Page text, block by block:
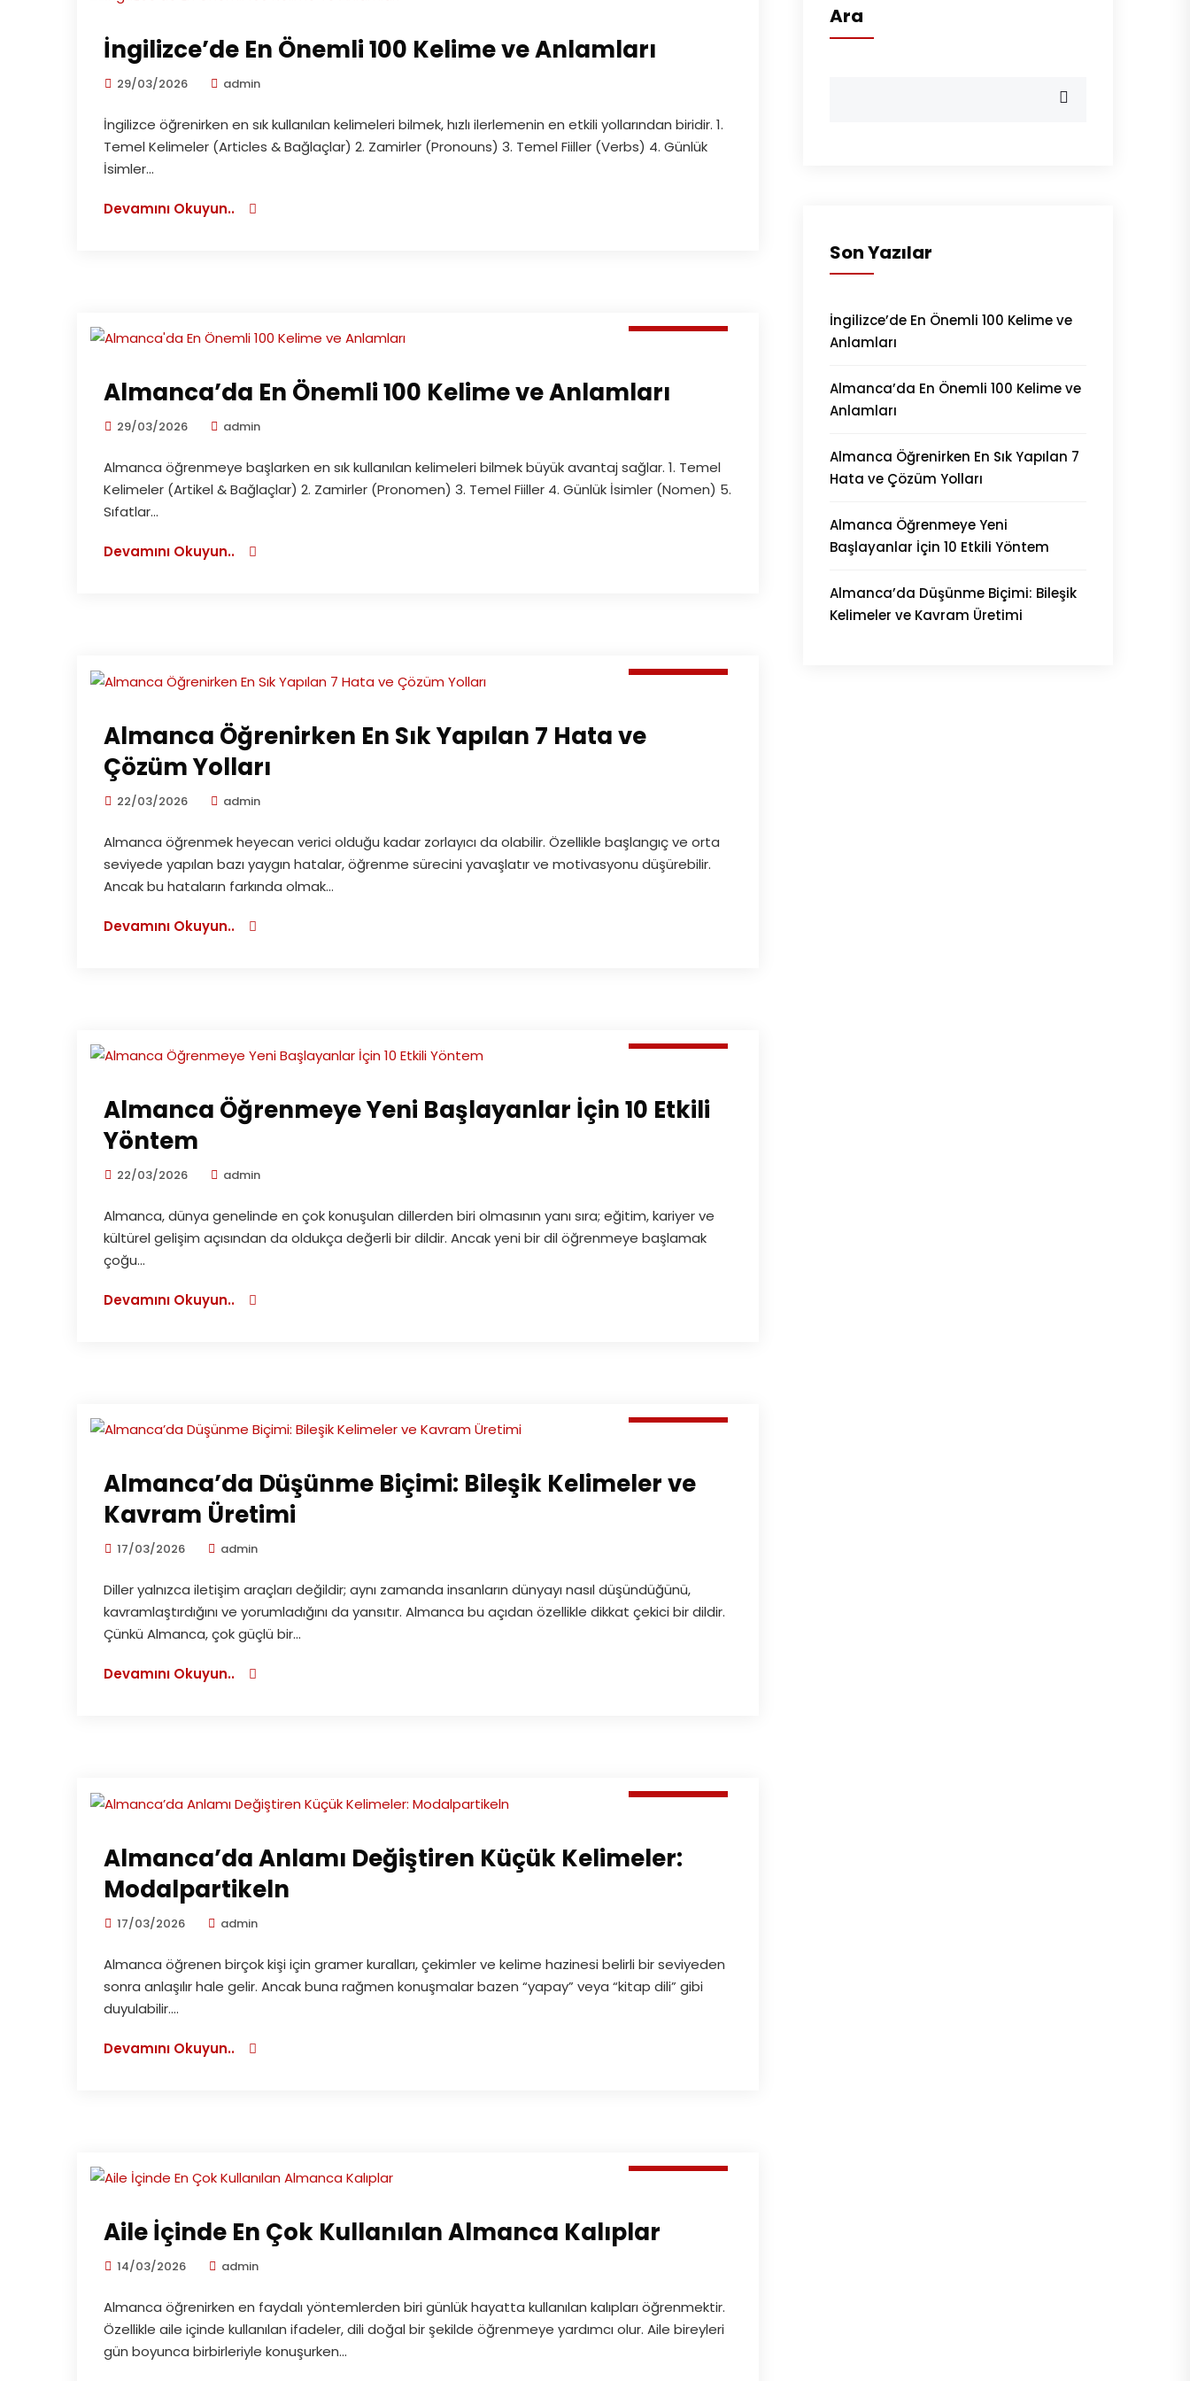
İngilizce’de En Önemli 100 Kelime ve Anlamları
29/03/2026 admin
İngilizce öğrenirken en sık kullanılan kelimeleri bilmek, hızlı ilerlemenin en etkili yollarından biridir. 1.
Temel Kelimeler (Articles & Bağlaçlar) 2. Zamirler (Pronouns) 3. Temel Fiiller (Verbs) 4. Günlük
İsimler...
Devamını Okuyun..
Almanca’da En Önemli 100 Kelime ve Anlamları
29/03/2026 admin
Almanca öğrenmeye başlarken en sık kullanılan kelimeleri bilmek büyük avantaj sağlar. 1. Temel
Kelimeler (Artikel & Bağlaçlar) 2. Zamirler (Pronomen) 3. Temel Fiiller 4. Günlük İsimler (Nomen) 5.
Sıfatlar...
Devamını Okuyun..
Almanca Öğrenirken En Sık Yapılan 7 Hata ve
Çözüm Yolları
22/03/2026 admin
Almanca öğrenmek heyecan verici olduğu kadar zorlayıcı da olabilir. Özellikle başlangıç ve orta
seviyede yapılan bazı yaygın hatalar, öğrenme sürecini yavaşlatır ve motivasyonu düşürebilir.
Ancak bu hataların farkında olmak...
Devamını Okuyun..
Almanca Öğrenmeye Yeni Başlayanlar İçin 10 Etkili
Yöntem
22/03/2026 admin
Almanca, dünya genelinde en çok konuşulan dillerden biri olmasının yanı sıra; eğitim, kariyer ve
kültürel gelişim açısından da oldukça değerli bir dildir. Ancak yeni bir dil öğrenmeye başlamak
çoğu...
Devamını Okuyun..
Almanca’da Düşünme Biçimi: Bileşik Kelimeler ve
Kavram Üretimi
17/03/2026 admin
Diller yalnızca iletişim araçları değildir; aynı zamanda insanların dünyayı nasıl düşündüğünü,
kavramlaştırdığını ve yorumladığını da yansıtır. Almanca bu açıdan özellikle dikkat çekici bir dildir.
Çünkü Almanca, çok güçlü bir...
Devamını Okuyun..
Almanca’da Anlamı Değiştiren Küçük Kelimeler:
Modalpartikeln
17/03/2026 admin
Almanca öğrenen birçok kişi için gramer kuralları, çekimler ve kelime hazinesi belirli bir seviyeden
sonra anlaşılır hale gelir. Ancak buna rağmen konuşmalar bazen “yapay” veya “kitap dili” gibi
duyulabilir....
Devamını Okuyun..
Aile İçinde En Çok Kullanılan Almanca Kalıplar
14/03/2026 admin
Almanca öğrenirken en faydalı yöntemlerden biri günlük hayatta kullanılan kalıpları öğrenmektir.
Özellikle aile içinde kullanılan ifadeler, dili doğal bir şekilde öğrenmeye yardımcı olur. Aile bireyleri
gün boyunca birbirleriyle konuşurken...
Ara
Son Yazılar
İngilizce’de En Önemli 100 Kelime ve
Anlamları
Almanca’da En Önemli 100 Kelime ve
Anlamları
Almanca Öğrenirken En Sık Yapılan 7
Hata ve Çözüm Yolları
Almanca Öğrenmeye Yeni
Başlayanlar İçin 10 Etkili Yöntem
Almanca’da Düşünme Biçimi: Bileşik
Kelimeler ve Kavram Üretimi